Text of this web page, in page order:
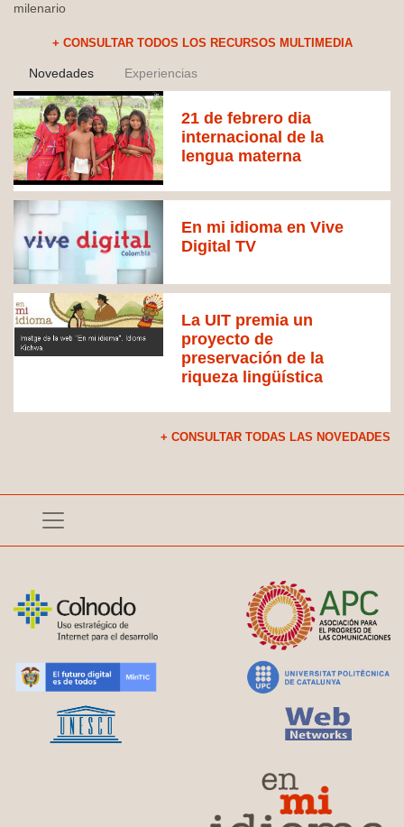
milenario
+ CONSULTAR TODOS LOS RECURSOS MULTIMEDIA
Novedades Experiencias
21 de febrero dia
internacional de la
lengua materna
En mi idioma en Vive
Digital TV
La UIT premia un
proyecto de
preservación de la
riqueza lingüística
+ CONSULTAR TODAS LAS NOVEDADES